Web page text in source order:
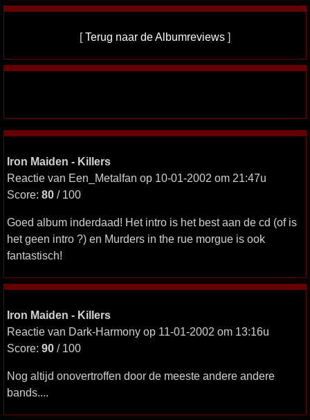
[Terug naar de Albumreviews ]
Iron Maiden - Killers
Reactie van Een_Metalfan op 10-01-2002 om 21:47u
Score: 80 / 100
Goed album inderdaad! Het intro is het best aan de cd (of is
het geen intro ?) en Murders in the rue morgue is ook
fantastisch!
Iron Maiden - Killers
Reactie van Dark-Harmony op 11-01-2002 om 13:16u
Score: 90 / 100
Nog altijd onovertroffen door de meeste andere andere
bands....